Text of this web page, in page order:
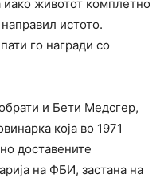
животот комплетно
истото.
го награди со
и Бети Медсгер,
која во 1971
доставените
на ФБИ, застана на